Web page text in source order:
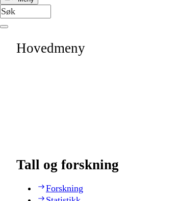
Hovedmeny
Tall og forskning
Forskning